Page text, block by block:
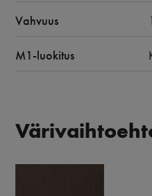
Vahvuus
M1-luokitus